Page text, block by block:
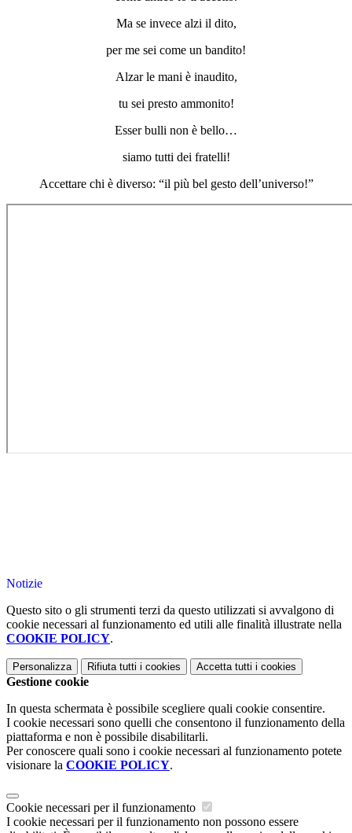
Ma se invece alzi il dito,
per me sei come un bandito!
Alzar le mani è inaudito,
tu sei presto ammonito!
Esser bulli non è bello…
siamo tutti dei fratelli!
Accettare chi è diverso: “il più bel gesto dell’universo!”
Notizie
Questo sito o gli strumenti terzi da questo utilizzati si avvalgono di
cookie necessari al funzionamento ed utili alle finalità illustrate nella
COOKIE POLICY.
Personalizza Rifiuta tutti i cookies Accetta tutti i cookies
Gestione cookie
In questa schermata è possibile scegliere quali cookie consentire.
I cookie necessari sono quelli che consentono il funzionamento della
piattaforma e non è possibile disabilitarli.
Per conoscere quali sono i cookie necessari al funzionamento potete
visionare la COOKIE POLICY.
Cookie necessari per il funzionamento
I cookie necessari per il funzionamento non possono essere